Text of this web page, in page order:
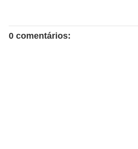
0 comentários: